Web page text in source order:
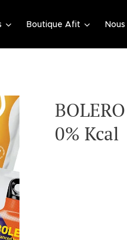
Boutique Afit
0% Kcal